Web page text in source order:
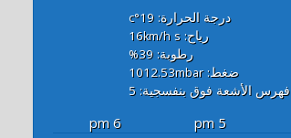
درجة الحرارة: 19
°c
رياح: 16 km/h s
رطوبة: 39
%
ضغط: 1012.53mbar
فهرس الأشعة فوق بنفسجية: 5
5 pm
6 pm